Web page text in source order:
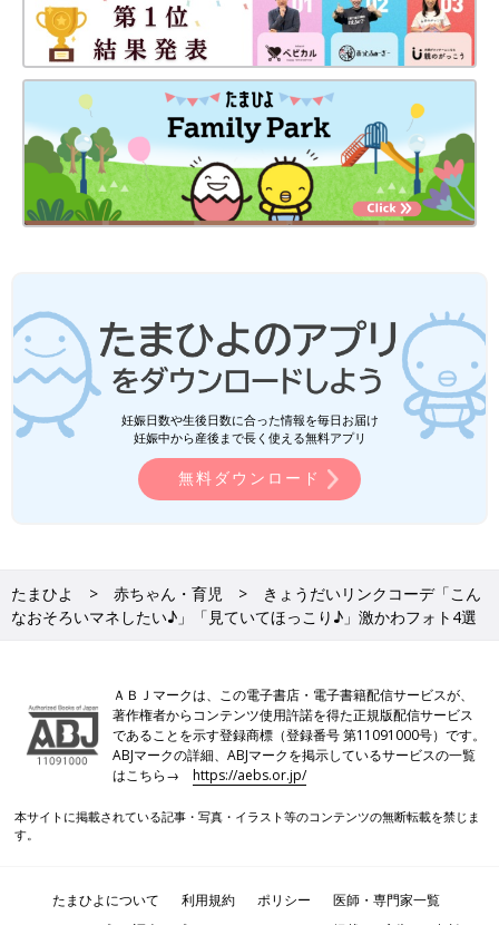
妊娠日数や生後日数に合った情報を毎日お届け
妊娠中から産後まで長く使える無料アプリ
無料ダウンロード
たまひよ 赤ちゃん・育児
きょうだいリンクコーデ「こん
なおそろいマネしたい♪」「見ていてほっこり♪」激かわフォト4選
ＡＢＪマークは、この電子書店・電子書籍配信サービスが、
著作権者からコンテンツ使用許諾を得た正規版配信サービス
であることを示す登録商標（登録番号 第11091000号）です。
ABJマークの詳細、ABJマークを掲示しているサービスの一覧
はこちら→https://aebs.or.jp/
本サイトに掲載されている記事・写真・イラスト等のコンテンツの無断転載を禁じま
す。
たまひよについて 利用規約 ポリシー
医師・専門家一覧